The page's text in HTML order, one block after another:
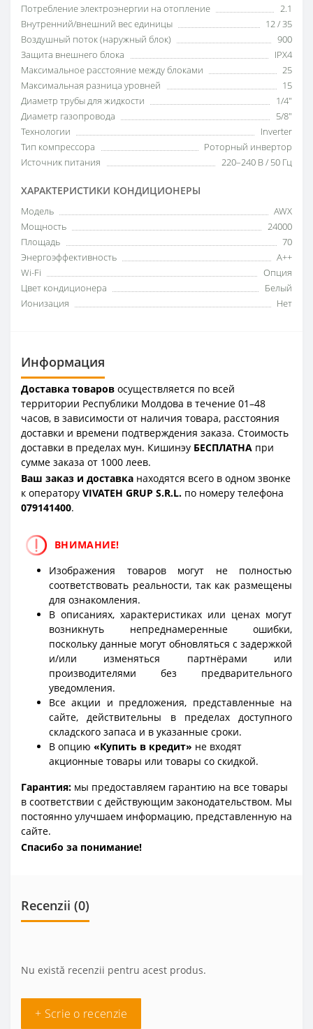
Потребление электроэнергии на отопление
2.1
Внутренний/внешний вес единицы
12 / 35
Воздушный поток (наружный блок)
900
Защита внешнего блока
IPX4
Максимальное расстояние между блоками
25
Максимальная разница уровней
15
Диаметр трубы для жидкости
1/4"
Диаметр газопровода
5/8"
Технологии
Inverter
Тип компрессора
Роторный инвертор
Источник питания
220–240 В / 50 Гц
ХАРАКТЕРИСТИКИ КОНДИЦИОНЕРЫ
Модель
AWX
Мощность
24000
Площадь
70
Энергоэффективность
A++
Wi-Fi
Опция
Цвет кондиционера
Белый
Ионизация
Нет
Информация
Доставка товаров осуществляется по всей
территории Республики Молдова в течение 01–48
часов, в зависимости от наличия товара, расстояния
доставки и времени подтверждения заказа. Стоимость
доставки в пределах мун. Кишинэу БЕСПЛАТНА при
сумме заказа от 1000 леев.
Ваш заказ и доставка находятся всего в одном звонке
к оператору VIVATEH GRUP S.R.L. по номеру телефона
079141400.
ВНИМАНИЕ!
Изображения товаров могут не полностью
соответствовать реальности, так как размещены
для ознакомления.
В описаниях, характеристиках или ценах могут
возникнуть непреднамеренные ошибки,
поскольку данные могут обновляться с задержкой
и/или изменяться партнёрами или
производителями без предварительного
уведомления.
Все акции и предложения, представленные на
сайте, действительны в пределах доступного
складского запаса и в указанные сроки.
В опцию «Купить в кредит» не входят
акционные товары или товары со скидкой.
Гарантия: мы предоставляем гарантию на все товары
в соответствии с действующим законодательством. Мы
постоянно улучшаем информацию, представленную на
сайте.
Спасибо за понимание!
Recenzii (0)
Nu există recenzii pentru acest produs.
+ Scrie o recenzie